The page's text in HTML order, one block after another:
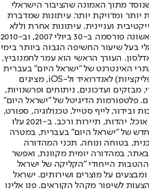
מתוך האמונה שהציבור הישראלי
יותר ומדויקת יותר. עיתונות שמדברת
ועניינית. עיתונות אחרת וללא
תשלום. המהדורה המודפסת הראשונה פורסמה ב-30 ביולי 2007, וב-2010
בעל שיעור החשיפה הגבוה ביותר בימי
העורך הראשי הוא עמר לחמנוביץ,
האינטרנט של "ישראל היום" בעברית
ובאנגלית, כמו כן היישומונים (אפליקציות) לאנדרואיד ול-iOS, מציגים
ועדכונים, ניתוחים ופרשנויות,
פלטפורמות הדיגיטל של "ישראל היום"
ובידור, לייף סטייל, טכנולוגיה, ספורט,
כלכלה וצרכנות, בריאות, חיילים, אוכל, יהדות, תיירות ורכב. ב-2021 עלו
של "ישראל היום" בעברית, במטרה
בטוחה ונוחה. תכני המהדורה
במהדורה יומית מקוונת, ואפשר
ההטבות הייחודי "הקליקה של ישראל
על מוצרים ושירותים. ישראל
לשיפור מקהל הקוראים. פנו אלינו